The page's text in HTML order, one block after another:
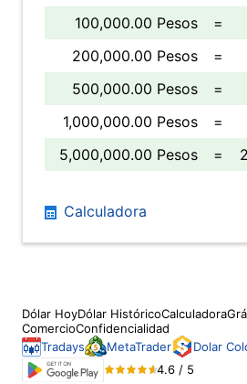
100,000.00 Pesos
=
200,000.00 Pesos
=
500,000.00 Pesos
=
1,000,000.00 Pesos
=
5,000,000.00 Pesos
=
Calculadora
Dólar HoyDólar HistóricoCalculadora
ComercioConfidencialidad
Tradays
MetaTrader
Dolar
4.6 / 5